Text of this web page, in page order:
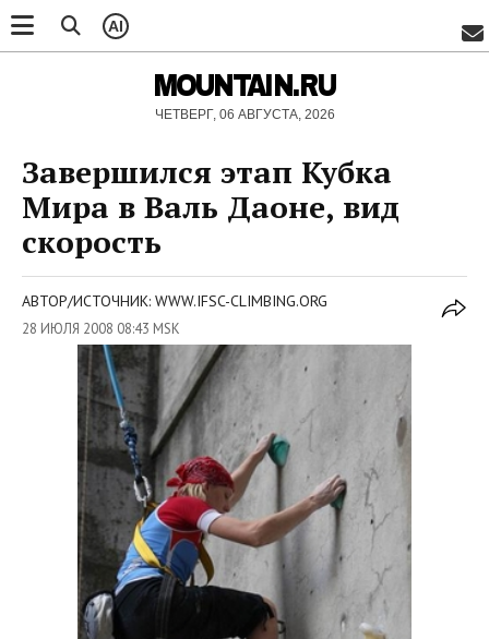
AI
MOUNTAIN.RU
ЧЕТВЕРГ, 06 АВГУСТА, 2026
Завершился этап Кубка
Мира в Валь Даоне, вид
скорость
АВТОР/ИСТОЧНИК: WWW.IFSC-CLIMBING.ORG
28 ИЮЛЯ 2008 08:43 MSK